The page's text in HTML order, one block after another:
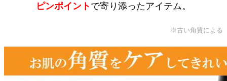
ピンポイント で寄り添ったアイテム。
※古い角質による